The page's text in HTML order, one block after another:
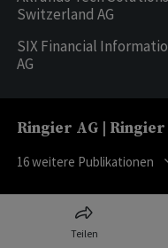
Teilen
Switzerland AG
SIX Financial
AG
Ringier AG | Ringier
16weitere Publikationen